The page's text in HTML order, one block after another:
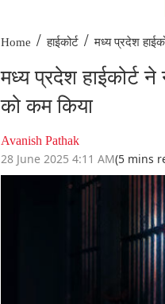
Home / हाईकोर्ट / मध्य प्रदेश
मध्य प्रदेश हाईकोर्ट
को कम किया
Avanish Pathak
28 June 2025 4:11 AM(5 mins